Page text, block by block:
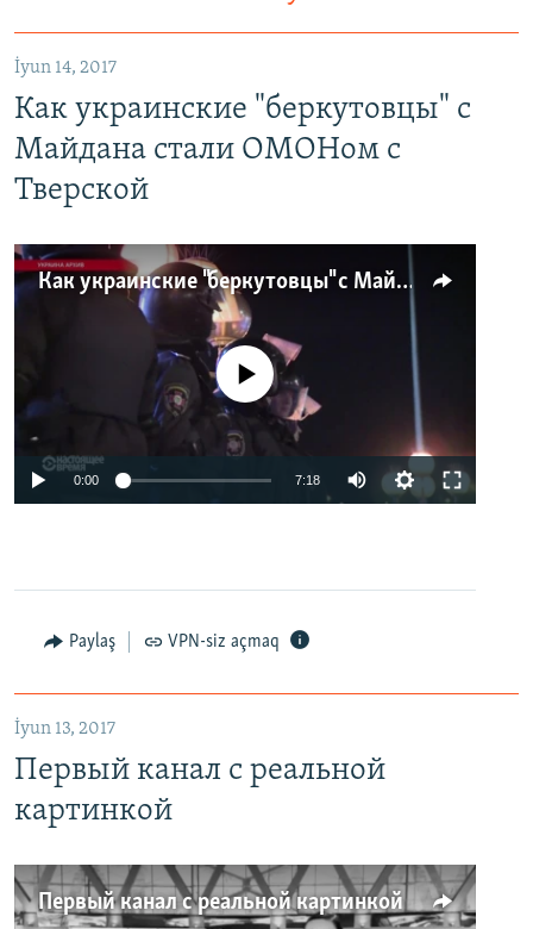
İyun 14, 2017
Как украинские "беркутовцы" с
Майдана стали ОМОНом с
Тверской
Как украинские "беркутовцы" с Майдана стали ОМОНом с Тверской
No media source currently available
0:00 7:18
Paylaş VPN-siz açmaq
İyun 13, 2017
Первый канал с реальной
картинкой
Первый канал с реальной картинкой